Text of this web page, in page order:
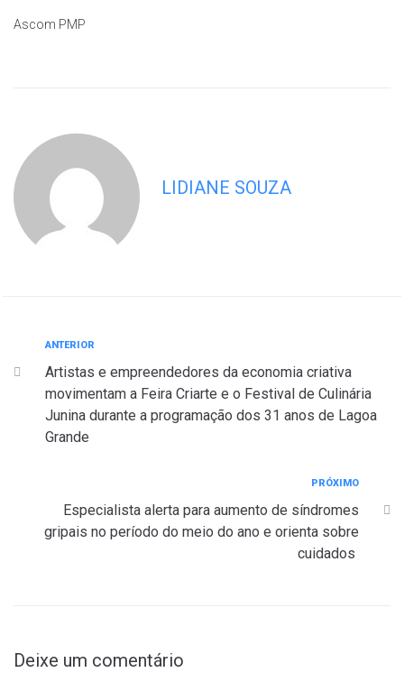
Ascom PMP
LIDIANE SOUZA
ANTERIOR
Artistas e empreendedores da economia criativa
movimentam a Feira Criarte e o Festival de Culinária
Junina durante a programação dos 31 anos de Lagoa
Grande
PRÓXIMO
Especialista alerta para aumento de síndromes
gripais no período do meio do ano e orienta sobre
cuidados
Deixe um comentário